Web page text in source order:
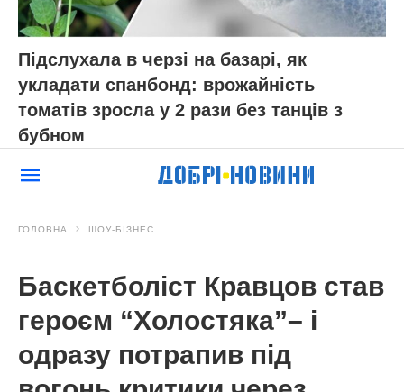
Підслухала в черзі на базарі, як
укладати спанбонд: врожайність
томатів зросла у 2 рази без танців з
бубном